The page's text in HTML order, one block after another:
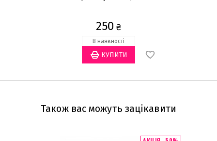
250 ₴
В наявності
Також вас можуть зацікавити